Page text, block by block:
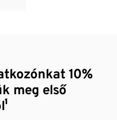
10%
meg első